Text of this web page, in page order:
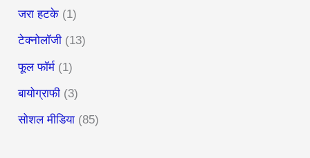
जरा हटके (1)
टेक्नोलॉजी (13)
फूल फॉर्म (1)
बायोग्राफी (3)
सोशल मीडिया (85)